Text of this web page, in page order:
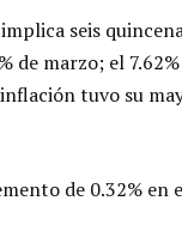
seis
de marzo; el
tuvo su
de 0.32% en